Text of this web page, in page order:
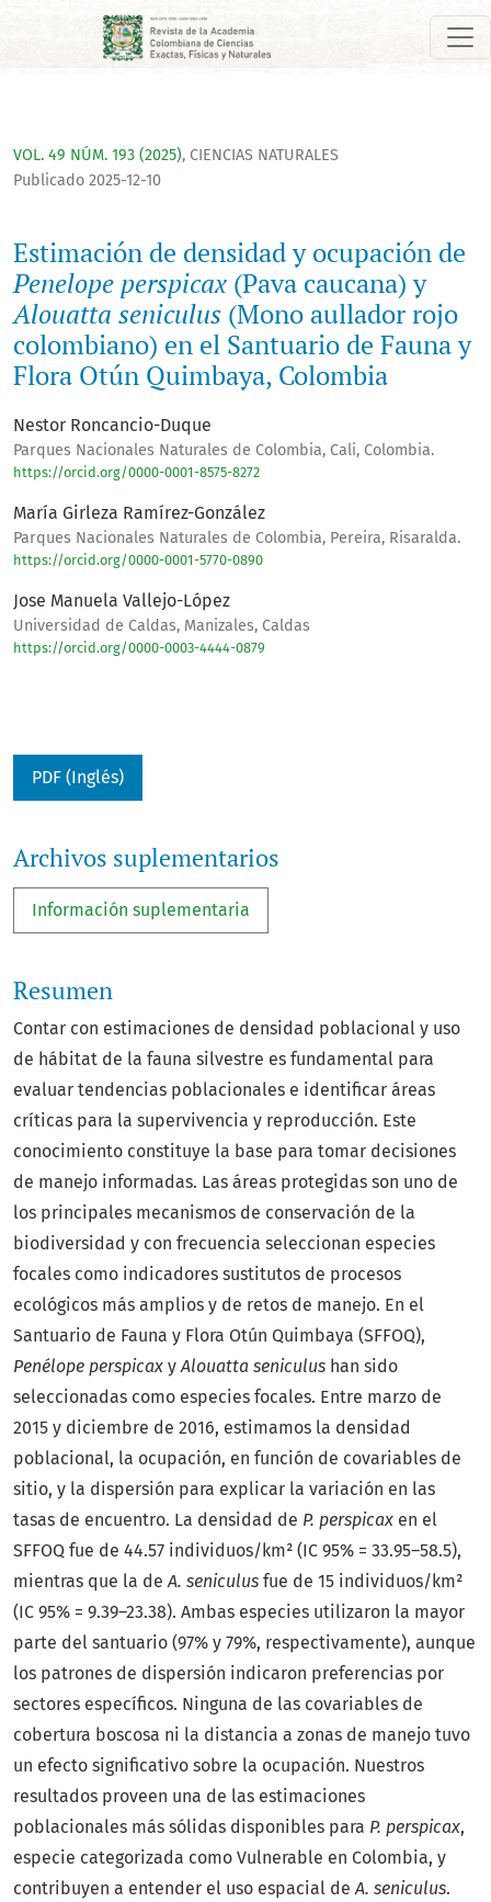
Estimación de densidad y ocupación de <i>Penelope
VOL. 49 NÚM. 193 (2025), CIENCIAS NATURALES
Estimación de densidad y ocupación de
Penelope perspicax (Pava caucana) y
Alouatta seniculus (Mono aullador rojo
colombiano) en el Santuario de Fauna y
Flora Otún Quimbaya, Colombia
Publicado 2025-12-10
Nestor Roncancio-Duque
Parques Nacionales Naturales de Colombia, Cali, Colombia.
https://orcid.org/0000-0001-8575-8272
María Girleza Ramírez-González
Parques Nacionales Naturales de Colombia, Pereira, Risaralda.
https://orcid.org/0000-0001-5770-0890
Jose Manuela Vallejo-López
Universidad de Caldas, Manizales, Caldas
https://orcid.org/0000-0003-4444-0879
PDF (Inglés)
Archivos suplementarios
Información suplementaria
Resumen
Contar con estimaciones de densidad poblacional y uso
de hábitat de la fauna silvestre es fundamental para
evaluar tendencias poblacionales e identificar áreas
críticas para la supervivencia y reproducción. Este
conocimiento constituye la base para tomar decisiones
de manejo informadas. Las áreas protegidas son uno de
los principales mecanismos de conservación de la
biodiversidad y con frecuencia seleccionan especies
focales como indicadores sustitutos de procesos
ecológicos más amplios y de retos de manejo. En el
Santuario de Fauna y Flora Otún Quimbaya (SFFOQ),
Penélope perspicax y Alouatta seniculus han sido
seleccionadas como especies focales. Entre marzo de
2015 y diciembre de 2016, estimamos la densidad
poblacional, la ocupación, en función de covariables de
sitio, y la dispersión para explicar la variación en las
tasas de encuentro. La densidad de P. perspicax en el
SFFOQ fue de 44.57 individuos/km² (IC 95% = 33.95–58.5),
mientras que la de A. seniculus fue de 15 individuos/km²
(IC 95% = 9.39–23.38). Ambas especies utilizaron la mayor
parte del santuario (97% y 79%, respectivamente), aunque
los patrones de dispersión indicaron preferencias por
sectores específicos. Ninguna de las covariables de
cobertura boscosa ni la distancia a zonas de manejo tuvo
un efecto significativo sobre la ocupación. Nuestros
resultados proveen una de las estimaciones
poblacionales más sólidas disponibles para P. perspicax,
especie categorizada como Vulnerable en Colombia, y
contribuyen a entender el uso espacial de A. seniculus.